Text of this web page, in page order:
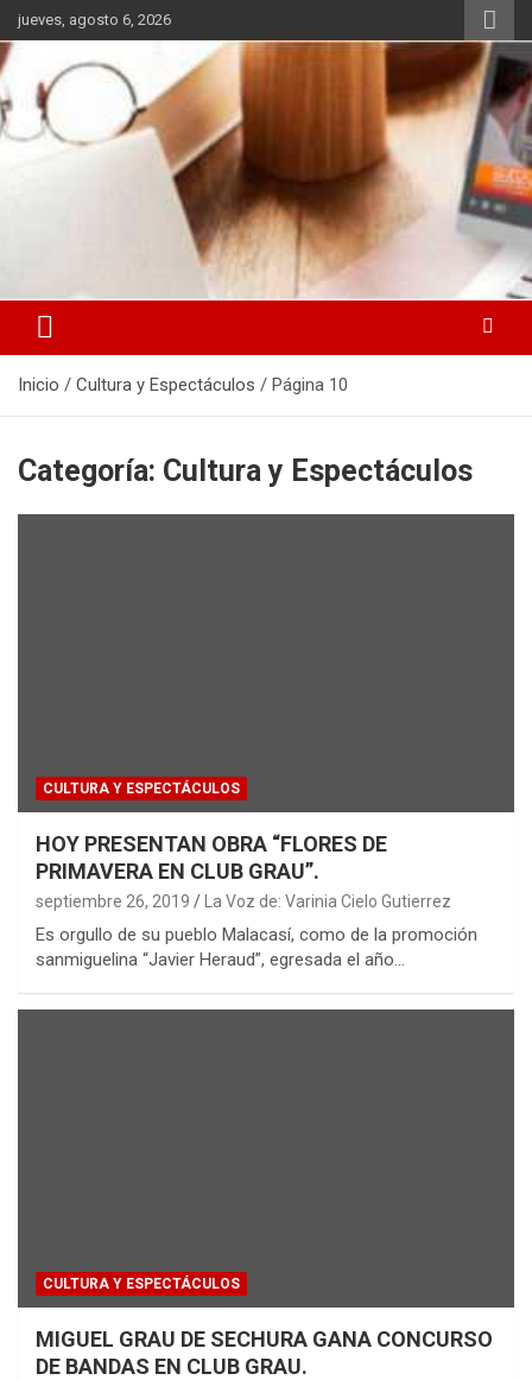
Saltar
al
contenido
jueves, agosto 6, 2026
La Voz Perú
La noticia en tus manos
Inicio Cultura y Espectáculos Página 10
Categoría: Cultura y Espectáculos
CULTURA Y ESPECTÁCULOS
HOY PRESENTAN OBRA “FLORES DE
PRIMAVERA EN CLUB GRAU”.
septiembre 26, 2019 La Voz de: Varinia Cielo Gutierrez
Es orgullo de su pueblo Malacasí, como de la promoción
sanmiguelina “Javier Heraud”, egresada el año…
CULTURA Y ESPECTÁCULOS
MIGUEL GRAU DE SECHURA GANA CONCURSO
DE BANDAS EN CLUB GRAU.